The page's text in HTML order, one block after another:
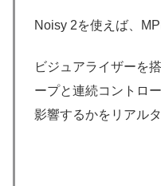
Noisy 2を使えば、
ビジュアライザーを
ープと連続コントロ
影響するかをリアル